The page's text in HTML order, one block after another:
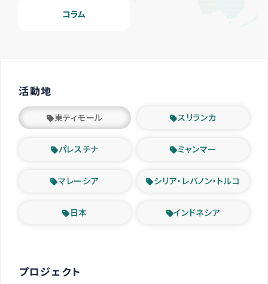
コラム
活動地
東ティモール スリランカ
パレスチナ ミャンマー
マレーシア シリア・レバノン・トルコ
日本 インドネシア
プロジェクト